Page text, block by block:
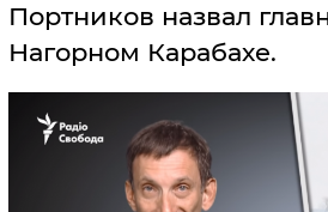
​Портников назвал
Нагорном Карабахе.